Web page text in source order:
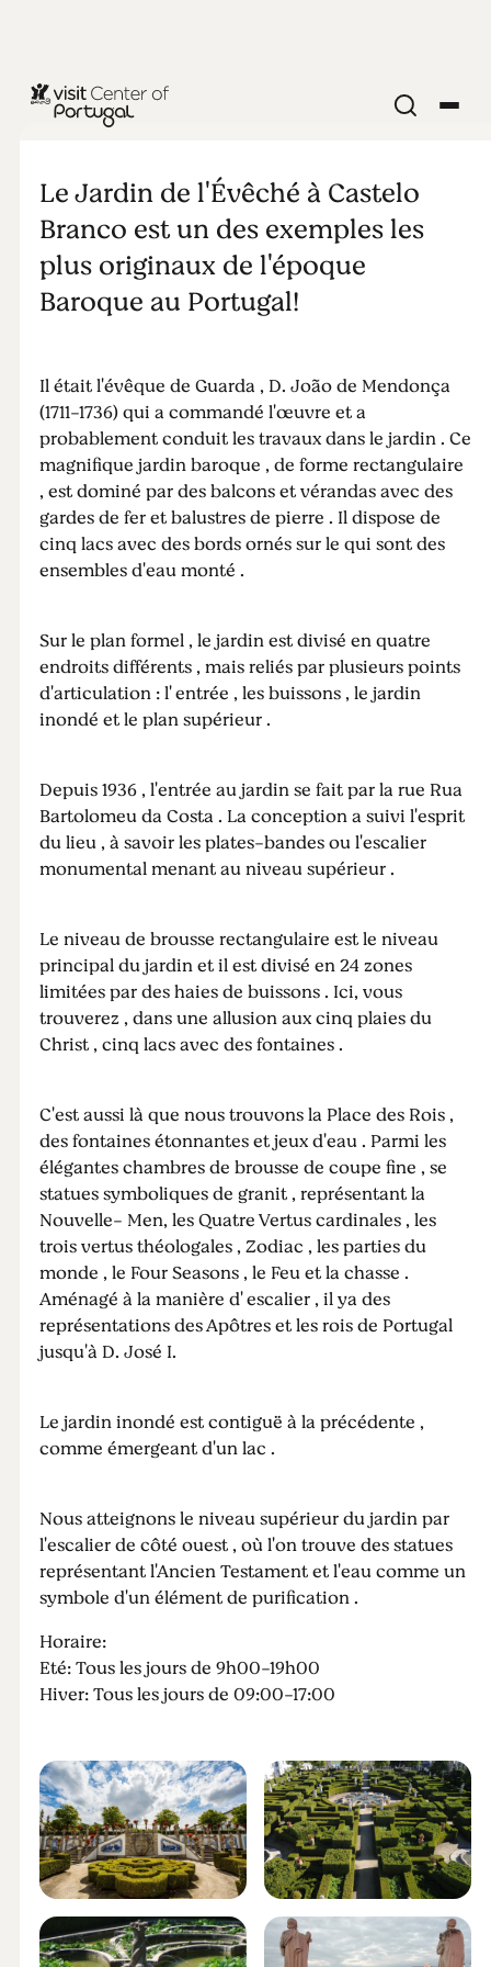
NATURE & PLEIN AIR
Le Jardins du
Palais
Épiscopale
Le Jardin de l'Évêché à Castelo
Branco est un des exemples les
plus originaux de l'époque
Baroque au Portugal!
Il était l'évêque de Guarda , D. João de Mendonça
(1711-1736) qui a commandé l'œuvre et a
probablement conduit les travaux dans le jardin . Ce
magnifique jardin baroque , de forme rectangulaire
, est dominé par des balcons et vérandas avec des
gardes de fer et balustres de pierre . Il dispose de
cinq lacs avec des bords ornés sur le qui sont des
ensembles d'eau monté .
Sur le plan formel , le jardin est divisé en quatre
endroits différents , mais reliés par plusieurs points
d'articulation : l' entrée , les buissons , le jardin
inondé et le plan supérieur .
Depuis 1936 , l'entrée au jardin se fait par la rue Rua
Bartolomeu da Costa . La conception a suivi l'esprit
du lieu , à savoir les plates-bandes ou l'escalier
monumental menant au niveau supérieur .
Le niveau de brousse rectangulaire est le niveau
principal du jardin et il est divisé en 24 zones
limitées par des haies de buissons . Ici, vous
trouverez , dans une allusion aux cinq plaies du
Christ , cinq lacs avec des fontaines .
C'est aussi là que nous trouvons la Place des Rois ,
des fontaines étonnantes et jeux d'eau . Parmi les
élégantes chambres de brousse de coupe fine , se
statues symboliques de granit , représentant la
Nouvelle- Men, les Quatre Vertus cardinales , les
trois vertus théologales , Zodiac , les parties du
monde , le Four Seasons , le Feu et la chasse .
Aménagé à la manière d' escalier , il ya des
représentations des Apôtres et les rois de Portugal
jusqu'à D. José I.
Le jardin inondé est contiguë à la précédente ,
comme émergeant d'un lac .
Nous atteignons le niveau supérieur du jardin par
l'escalier de côté ouest , où l'on trouve des statues
représentant l'Ancien Testament et l'eau comme un
symbole d'un élément de purification .
Horaire:
Eté: Tous les jours de 9h00-19h00
Hiver: Tous les jours de 09:00-17:00